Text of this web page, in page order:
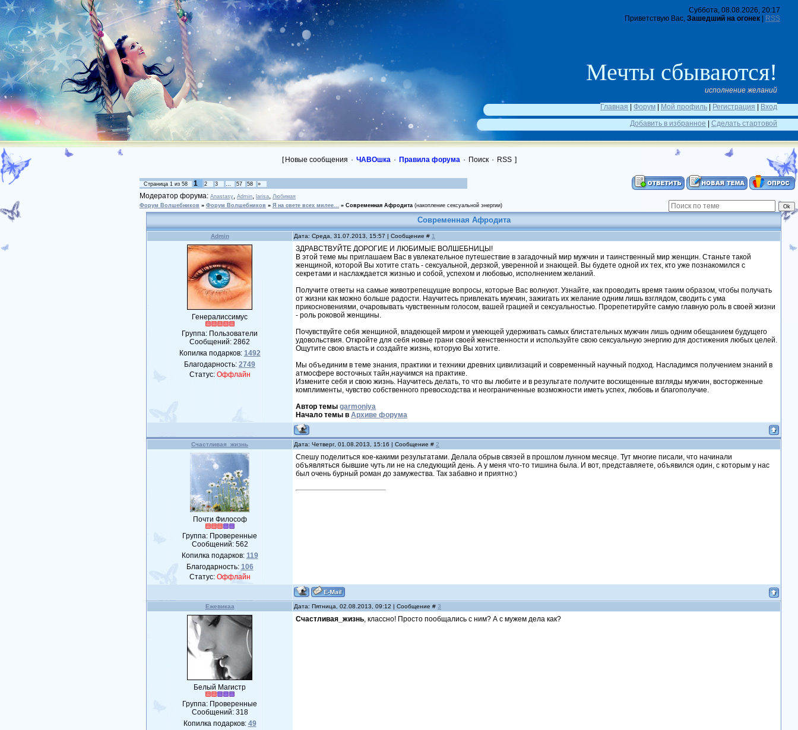
Суббота, 08.08.2026, 20:17
Приветствую Вас, Зашедший на огонек RSS
Мечты сбываются!
исполнение желаний
Главная
Форум Мой профиль Регистрация
Вход
Добавить в избранное
Сделать стартовой
[ Новые сообщения · ЧАВОшка · Правила форума · Поиск · RSS ]
Страница 1 из 58 1 2 3 … 57 58 »
Модератор форума: Anastasy, Admin, larisa, Любимая
Форум Волшебников » Форум Волшебников » Я на свете всех милее... » Современная Афродита (накопление сексуальной энергии)
Современная Афродита
Admin Дата: Среда, 31.07.2013, 15:57 | Сообщение # 1
Генералиссимус
Группа: Пользователи
Сообщений:2862
Копилка подарков: 1492
Благодарность:2749
Статус: Оффлайн
ЗДРАВСТВУЙТЕ ДОРОГИЕ И ЛЮБИМЫЕ ВОЛШЕБНИЦЫ!
В этой теме мы приглашаем Вас в увлекательное путешествие в загадочный мир мужчин и таинственный мир женщин. Станьте такой
женщиной, которой Вы хотите стать - сексуальной, дерзкой, уверенной и знающей. Вы будете одной их тех, кто уже познакомился с
секретами и наслаждается жизнью и собой, успехом и любовью, исполнением желаний.
Получите ответы на самые животрепещущие вопросы, которые Вас волнуют. Узнайте, как проводить время таким образом, чтобы получать
от жизни как можно больше радости. Научитесь привлекать мужчин, зажигать их желание одним лишь взглядом, сводить с ума
прикосновениями, очаровывать чувственным голосом, вашей грацией и сексуальностью. Прорепетируйте самую главную роль в своей жизни
- роль роковой женщины.
Почувствуйте себя женщиной, владеющей миром и умеющей удерживать самых блистательных мужчин лишь одним обещанием будущего
удовольствия. Откройте для себя новые грани своей женственности и используйте свою сексуальную энергию для достижения любых целей.
Ощутите свою власть и создайте жизнь, которую Вы хотите.
Мы объединим в теме знания, практики и техники древних цивилизаций и современный научный подход. Насладимся получением знаний в
атмосфере восточных тайн,научимся на практике.
Измените себя и свою жизнь. Научитесь делать, то что вы любите и в результате получите восхищенные взгляды мужчин, восторженные
комплименты, чувство собственного превосходства и неограниченные возможности иметь успех, любовь и благополучие.
Автор темыgarmoniya
Начало темы вАрхиве форума
Счастливая_жизнь Дата: Четверг, 01.08.2013, 15:16 | Сообщение # 2
Почти Философ
Группа: Проверенные
Сообщений: 562
Копилка подарков: 119
Благодарность: 106
Статус: Оффлайн
Спешу поделиться кое-какими результатами. Делала обрыв связей в прошлом лунном месяце. Тут многие писали, что начинали
объявляться бывшие чуть ли не на следующий день. А у меня что-то тишина была. И вот, представляете, объявился один, с которым у нас
был очень бурный роман до замужества. Так забавно и приятно:)
Ежевикаа Дата: Пятница, 02.08.2013, 09:12 | Сообщение #3
Белый Магистр
Группа: Проверенные
Сообщений: 318
Копилка подарков: 49
Счастливая_жизнь, классно! Просто пообщались с ним? А с мужем дела как?